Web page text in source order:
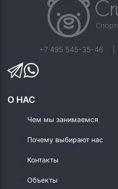
+7 495 545-35-46
О НАС
Чем мы занимаемся
Почему выбирают нас
Контакты
Объекты